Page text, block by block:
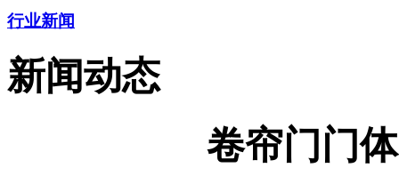
行业新闻
新闻动态
卷帘门门